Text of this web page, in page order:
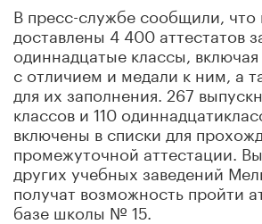
В пресс-службе сообщили, что
доставлены 4 400 аттестатов
одиннадцатые классы,
с отличием и медали к ним, а
для их заполнения. 267
классов и 110
включены в списки для
промежуточной аттестации.
других учебных заведений
получат возможность пройти
базе школы № 15.